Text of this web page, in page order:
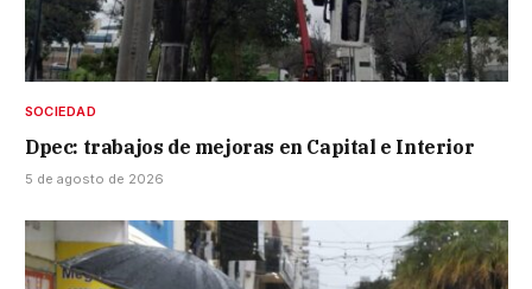
SOCIEDAD
Dpec: trabajos de mejoras en Capital e Interior
5 de agosto de 2026